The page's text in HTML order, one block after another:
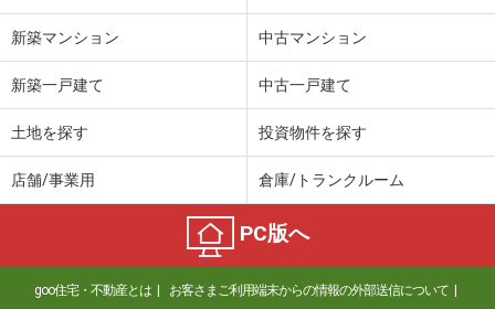
新築マンション 中古マンション
新築一戸建て 中古一戸建て
土地を探す 投資物件を探す
店舗/事業用 倉庫/トランクルーム
PC版へ
goo住宅・不動産とは お客さまご利用端末からの情報の外部送信について